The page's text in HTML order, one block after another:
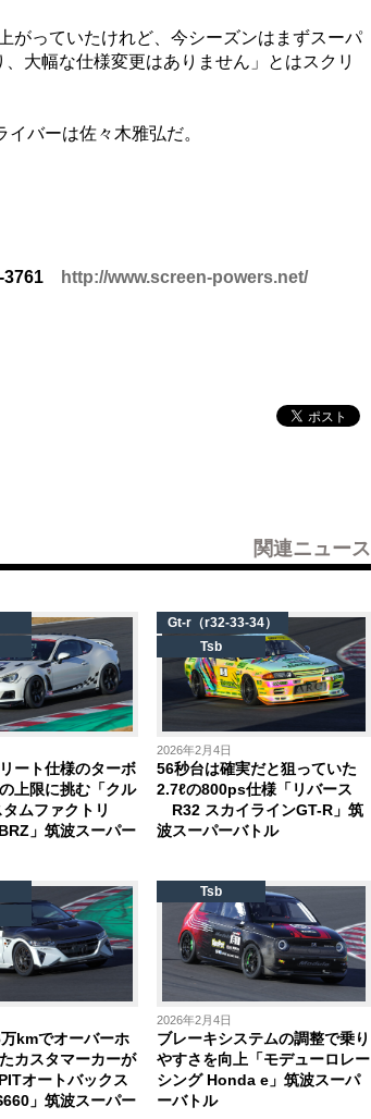
がっていたけれど、今シーズンはまずスーパ
大幅な仕様変更はありません」とはスクリ
バーは佐々木雅弘だ。
3761
http://www.screen-powers.net/
関連ニュース
ート仕様のターボ
上限に挑む「クル
ムファクトリ
」筑波スーパー
2026年2月4日
56秒台は確実だと狙っていた
2.7ℓの800ps仕様「リバース
R32 スカイラインGT-R」筑
波スーパーバトル
Gt-r（r32-33-34）
Tsb
kmでオーバーホ
カスタマーカーが
オートバックス
」筑波スーパー
2026年2月4日
ブレーキシステムの調整で乗り
やすさを向上「モデューロレー
シング Honda e」筑波スーパ
ーバトル
Tsb